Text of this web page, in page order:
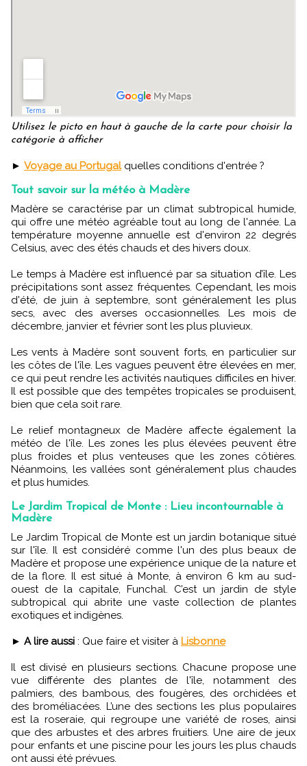
Utilisez le picto en haut à gauche de la carte pour choisir la
catégorie à afficher
► Voyage au Portugalquelles conditions d'entrée ?
Tout savoir sur la météo à Madère
Madère se caractérise par un climat subtropical humide,
qui offre une météo agréable tout au long de l'année. La
température moyenne annuelle est d'environ 22 degrés
Celsius, avec des étés chauds et des hivers doux.
Le temps à Madère est influencé par sa situation d’île. Les
précipitations sont assez fréquentes. Cependant, les mois
d'été, de juin à septembre, sont généralement les plus
secs, avec des averses occasionnelles. Les mois de
décembre, janvier et février sont les plus pluvieux.
Les vents à Madère sont souvent forts, en particulier sur
les côtes de l'île. Les vagues peuvent être élevées en mer,
ce qui peut rendre les activités nautiques difficiles en hiver.
Il est possible que des tempêtes tropicales se produisent,
bien que cela soit rare.
Le relief montagneux de Madère affecte également la
météo de l'île. Les zones les plus élevées peuvent être
plus froides et plus venteuses que les zones côtières.
Néanmoins, les vallées sont généralement plus chaudes
et plus humides.
Le Jardim Tropical de Monte : Lieu incontournable à
Madère
Le Jardim Tropical de Monte est un jardin botanique situé
sur l'île. Il est considéré comme l'un des plus beaux de
Madère et propose une expérience unique de la nature et
de la flore. Il est situé à Monte, à environ 6 km au sud-
ouest de la capitale, Funchal. C’est un jardin de style
subtropical qui abrite une vaste collection de plantes
exotiques et indigènes.
► A lire aussi : Que faire et visiter à Lisbonne
Il est divisé en plusieurs sections. Chacune propose une
vue différente des plantes de l'île, notamment des
palmiers, des bambous, des fougères, des orchidées et
des broméliacées. L’une des sections les plus populaires
est la roseraie, qui regroupe une variété de roses, ainsi
que des arbustes et des arbres fruitiers. Une aire de jeux
pour enfants et une piscine pour les jours les plus chauds
ont aussi été prévues.